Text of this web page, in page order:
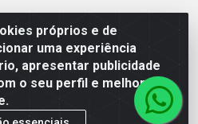
próprios e de
uma experiência
apresentar publicidade
o seu perfil e melhorar a
Rua Carneiro de Campos, 42 -
RJ - CEP 20.920-410 -
0003-85